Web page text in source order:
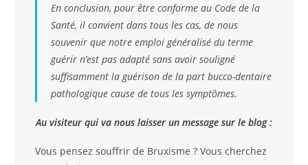
En conclusion, pour être conforme au Code de la
Santé, il convient dans tous les cas, de nous
souvenir que notre emploi généralisé du terme
guérir n’est pas adapté sans avoir souligné
suffisamment la guérison de la part bucco-dentaire
pathologique cause de tous les symptômes.
Au visiteur qui va nous laisser un message sur le blog :
Vous pensez souffrir de Bruxisme ? Vous cherchez